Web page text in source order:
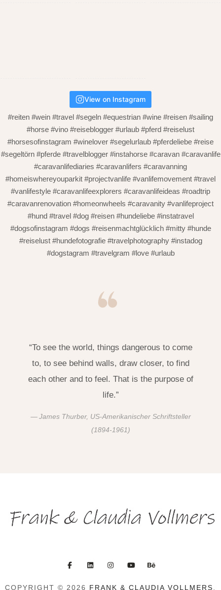
View on Instagram
#reiten #wein #travel #segeln #equestrian #wine #reisen #sailing
#horse #vino #reiseblogger #urlaub #pferd #reiselust
#horsesofinstagram #winelover #segelurlaub #pferdeliebe #reise
#segeltörn #pferde #travelblogger #instahorse #caravan #caravanlife
#caravanlifediaries #caravanlifers #caravanning
#homeiswhereyouparkit #projectvanlife #vanlifemovement #travel
#vanlifestyle #caravanlifeexplorers #caravanlifeideas #roadtrip
#caravanrenovation #homeonwheels #caravanity #vanlifeproject
#hund #travel #dog #reisen #hundeliebe #instatravel
#dogsofinstagram #dogs #reisenmachtglücklich #mitty #hunde
#reiselust #hundefotografie #travelphotography #instadog
#dogstagram #travelgram #love #urlaub
“To see the world, things dangerous to come
to, to see behind walls, draw closer, to find
each other and to feel. That is the purpose of
life.”
James Thurber, US-Amerikanischer Schriftsteller
(1894-1961)
COPYRIGHT © 2026 FRANK & CLAUDIA VOLLMERS